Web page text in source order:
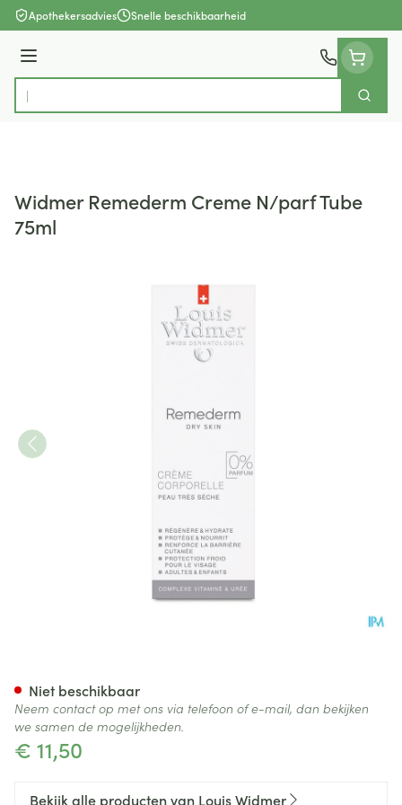
Ga naar de inhoud
Apothekersadvies Snelle beschikbaarheid
Menu
Product, merk, categorie...
Zoek
Widmer Remederm Creme N/parf Tube
75ml
€ 11,50
Niet beschikbaar
Neem contact op met ons via telefoon of e-mail, dan bekijken
we samen de mogelijkheden.
Bekijk alle producten van Louis Widmer